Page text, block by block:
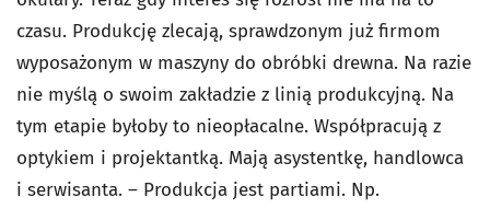
czasu. Produkcję zlecają, sprawdzonym już firmom
wyposażonym w maszyny do obróbki drewna. Na razie
nie myślą o swoim zakładzie z linią produkcyjną. Na
tym etapie byłoby to nieopłacalne. Współpracują z
optykiem i projektantką. Mają asystentkę, handlowca
i serwisanta. – Produkcja jest partiami. Np.